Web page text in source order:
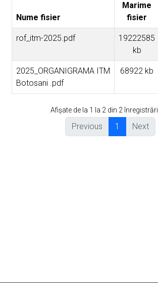
Nume fisier
Marime
fisier
rof_itm-2025.pdf
19222585
kb
2025_ORGANIGRAMA ITM
Botosani .pdf
68922 kb
Afișate de la 1 la 2 din 2 înregistrări
Previous 1 Next